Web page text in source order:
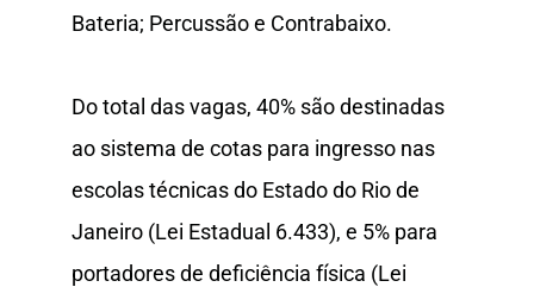
Bateria; Percussão e Contrabaixo.
Do total das vagas, 40% são destinadas
ao sistema de cotas para ingresso nas
escolas técnicas do Estado do Rio de
Janeiro (Lei Estadual 6.433), e 5% para
portadores de deficiência física (Lei